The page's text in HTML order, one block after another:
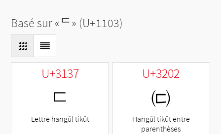
Basé sur «ᄃ» (U+1103)
U+3137
ㄷ
Lettre hangûl tikût
U+3202
㈂
Hangûl tikût entre
parenthèses